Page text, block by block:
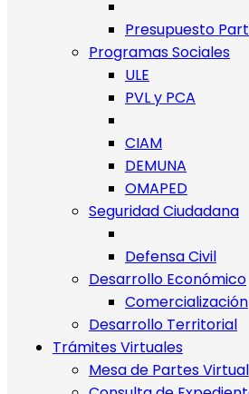
Presupuesto
Programas Sociales
ULE
PVL y PCA
CIAM
DEMUNA
OMAPED
Seguridad Ciudadana
Defensa Civil
Desarrollo Económico
Comercialización
Desarrollo Territorial
Trámites Virtuales
Mesa de Partes Virtual